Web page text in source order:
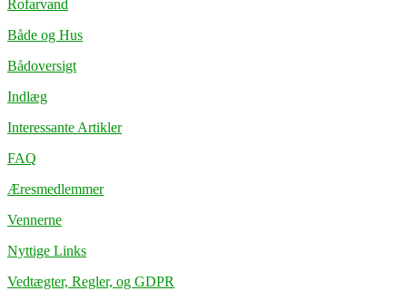
Rofarvand
Både og Hus
Bådoversigt
Indlæg
Interessante Artikler
FAQ
Æresmedlemmer
Vennerne
Nyttige Links
Vedtægter, Regler, og GDPR